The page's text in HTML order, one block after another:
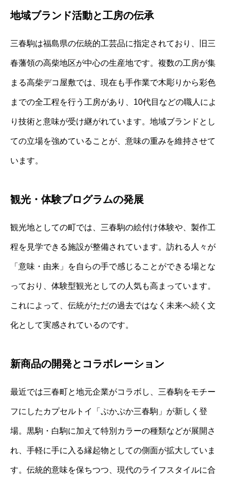
地域ブランド活動と工房の伝承
三春駒は福島県の伝統的工芸品に指定されており、旧三
春藩領の高柴地区が中心の生産地です。複数の工房が集
まる高柴デコ屋敷では、現在も手作業で木彫りから彩色
までの全工程を行う工房があり、10代目などの職人によ
り技術と意味が受け継がれています。地域ブランドとし
ての立場を強めていることが、意味の重みを維持させて
います。
観光・体験プログラムの発展
観光地としての町では、三春駒の絵付け体験や、製作工
程を見学できる施設が整備されています。訪れる人々が
「意味・由来」を自らの手で感じることができる場とな
っており、体験型観光としての人気も高まっています。
これによって、伝統がただの過去ではなく未来へ続く文
化として実感されているのです。
新商品の開発とコラボレーション
最近では三春町と地元企業がコラボし、三春駒をモチー
フにしたカプセルトイ「ぷかぷか三春駒」が新しく登
場。黒駒・白駒に加えて特別カラーの種類などが展開さ
れ、手軽に手に入る縁起物としての側面が拡大していま
す。伝統的意味を保ちつつ、現代のライフスタイルに合